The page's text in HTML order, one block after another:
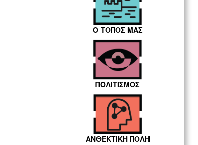
Ο ΤΟΠΟΣ ΜΑΣ
ΠΟΛΙΤΙΣΜΟΣ
ΑΝΘΕΚΤΙΚΗ ΠΟΛΗ